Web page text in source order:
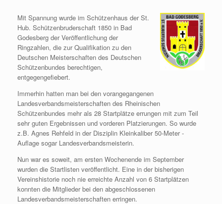
Mit Spannung wurde im Schützenhaus der St.
Hub. Schützenbruderschaft 1850 in Bad
Godesberg der Veröffentlichung der
Ringzahlen, die zur Qualifikation zu den
Deutschen Meisterschaften des Deutschen
Schützenbundes berechtigen,
entgegengefiebert.
Immerhin hatten man bei den vorangegangenen
Landesverbandsmeisterschaften des Rheinischen
Schützenbundes mehr als 28 Startplätze errungen mit zum Teil
sehr guten Ergebnissen und vorderen Platzierungen. So wurde
z.B. Agnes Rehfeld in der Disziplin Kleinkaliber 50-Meter -
Auflage sogar Landesverbandsmeisterin.
Nun war es soweit, am ersten Wochenende im September
wurden die Startlisten veröffentlicht. Eine in der bisherigen
Vereinshistorie noch nie erreichte Anzahl von 6 Startplätzen
konnten die Mitglieder bei den abgeschlossenen
Landesverbandsmeisterschaften erringen.